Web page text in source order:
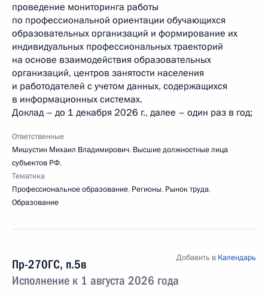
проведение мониторинга работы
по профессиональной ориентации обучающихся
образовательных организаций и формирование их
индивидуальных профессиональных траекторий
на основе взаимодействия образовательных
организаций, центров занятости населения
и работодателей с учетом данных, содержащихся
в информационных системах.
Доклад – до 1 декабря 2026 г., далее – один раз в год;
Ответственные
Мишустин Михаил Владимирович, Высшие должностные лица
субъектов РФ,
Тематика
Профессиональное образование, Регионы, Рынок труда,
Образование
Пр-270ГС, п.5в
Исполнение к 1 августа 2026 года
Добавить в Календарь